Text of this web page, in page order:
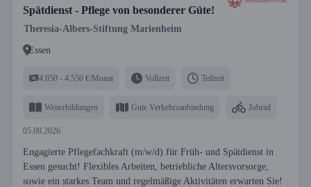
Spätdienst - Pflege von besonderer Güte!
Theresia-Albers-Stiftung Marienheim
Essen
4.050 - 4.550 €/Monat Vollzeit Teilzeit
Weiterbildungen Gute Verkehrsanbindung Jobrad
05.08.2026
Engagierte Pflegefachkraft (m/w/d) für Früh- und Spätdienst in
Essen gesucht! Flexibles Arbeiten, betriebliche Altersvorsorge,
sowie ein starkes Team und regelmäßige Aktivitäten erwarten Sie!